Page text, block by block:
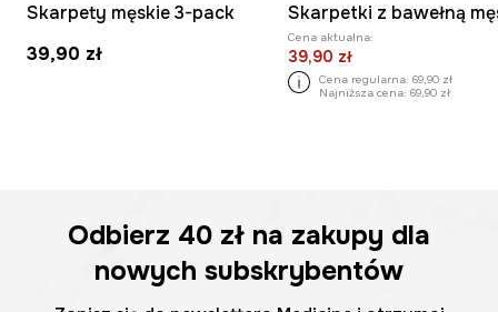
Skarpety męskie 3-pack
39,90 zł
Cena aktualna:
39,90 zł
Cena regularna: 69,90 zł
Najniższa cena: 69,90 zł
Odbierz 40 zł na zakupy dla
nowych subskrybentów